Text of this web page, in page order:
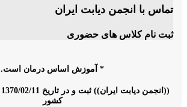
تماس با انجمن دیابت ایران
ثبت نام کلاس های حضوری
* آموزش اساس درمان است.
كشور